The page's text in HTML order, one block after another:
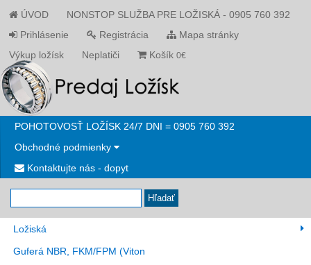
ÚVOD
NONSTOP SLUŽBA PRE LOŽISKÁ - 0905 760 392
Prihlásenie
Registrácia
Mapa stránky
Výkup ložísk
Neplatiči Košík 0€
POHOTOVOSŤ LOŽÍSK 24/7 DNI = 0905 760 392
Obchodné podmienky
Kontaktujte nás - dopyt
Hľadať
Ložiská
Guferá NBR, FKM/FPM (Viton